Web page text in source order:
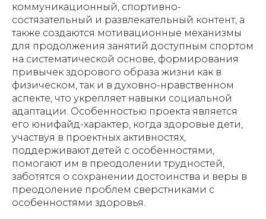
коммуникационный, спортивно-
состязательный и развлекательный контент, а
также создаются мотивационные механизмы
для продолжения занятий доступным спортом
на систематической основе, формирования
привычек здорового образа жизни как в
физическом, так и в духовно-нравственном
аспекте, что укрепляет навыки социальной
адаптации. Особенностью проекта является
его юнифайд-характер, когда здоровые дети,
участвуя в проектных активностях,
поддерживают детей с особенностями,
помогают им в преодолении трудностей,
заботятся о сохранении достоинства и веры в
преодоление проблем сверстниками с
особенностями здоровья.